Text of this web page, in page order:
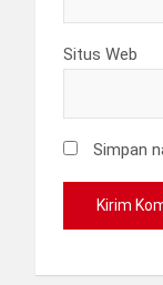
Situs Web
Simpan